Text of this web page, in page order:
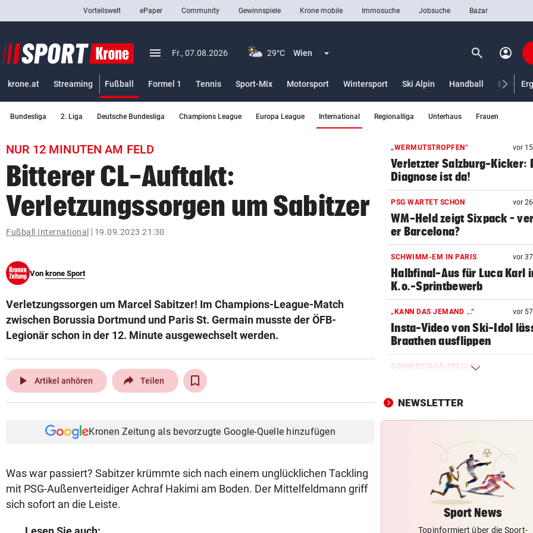
closeSchließen
Abonnieren
bookmark
search
Suchbegriff
eingeben
© Krone Multimedia GmbH & Co KG 2026
Vorteilswelt ePaper Community Gewinnspiele Krone mobile Immosuche Jobsuche Bazar
menu Menü aufklappen
Fr., 07.08.2026 29°C Wien Menü aufklappen search Suchen
account_circle
krone.at Streaming Fußball
Formel 1
Tennis Sport-Mix Motorsport Wintersport Ski Alpin Handball
Bundesliga 2. Liga Deutsche Bundesliga Champions League Europa League International Regionalliga Unterhaus Frauen
NUR 12 MINUTEN AM FELD
Bitterer CL-Auftakt:
Verletzungssorgen um Sabitzer
Fußball International 19.09.2023 21:30
Von krone Sport
Verletzungssorgen um Marcel Sabitzer! Im Champions-League-Match
zwischen Borussia Dortmund und Paris St. Germain musste der ÖFB-
Legionär schon in der 12. Minute ausgewechselt werden.
play_arrow Artikel anhören Teilen
Kronen Zeitung als bevorzugte Google-Quelle hinzufügen
Was war passiert? Sabitzer krümmte sich nach einem unglücklichen Tackling
mit PSG-Außenverteidiger Achraf Hakimi am Boden. Der Mittelfeldmann griff
sich sofort an die Leiste.
„WERMUTSTROPFEN“ vor
Verletzter Salzburg-Kicker:
Diagnose ist da!
PSG WARTET SCHON vor
WM-Held zeigt Sixpack –
er Barcelona?
SCHWIMM-EM IN PARIS vor
Halbfinal-Aus für Luca Karl
K.o.-Sprintbewerb
„KANN DAS JEMAND ...“ vor
Insta-Video von Ski-Idol
Braathen ausflippen
DONNERSTAGS-SPECIAL
Champions Tour!
HIT IN SALZBURG SCHULD
schon um 18 Uhr spielt
NACH OPERATION
Youngster Maxi Taucher
Nummer 1 erneut
SOMMERCUP 2026
NEWSLETTER
Sport News
Topinformiert über die Sport-